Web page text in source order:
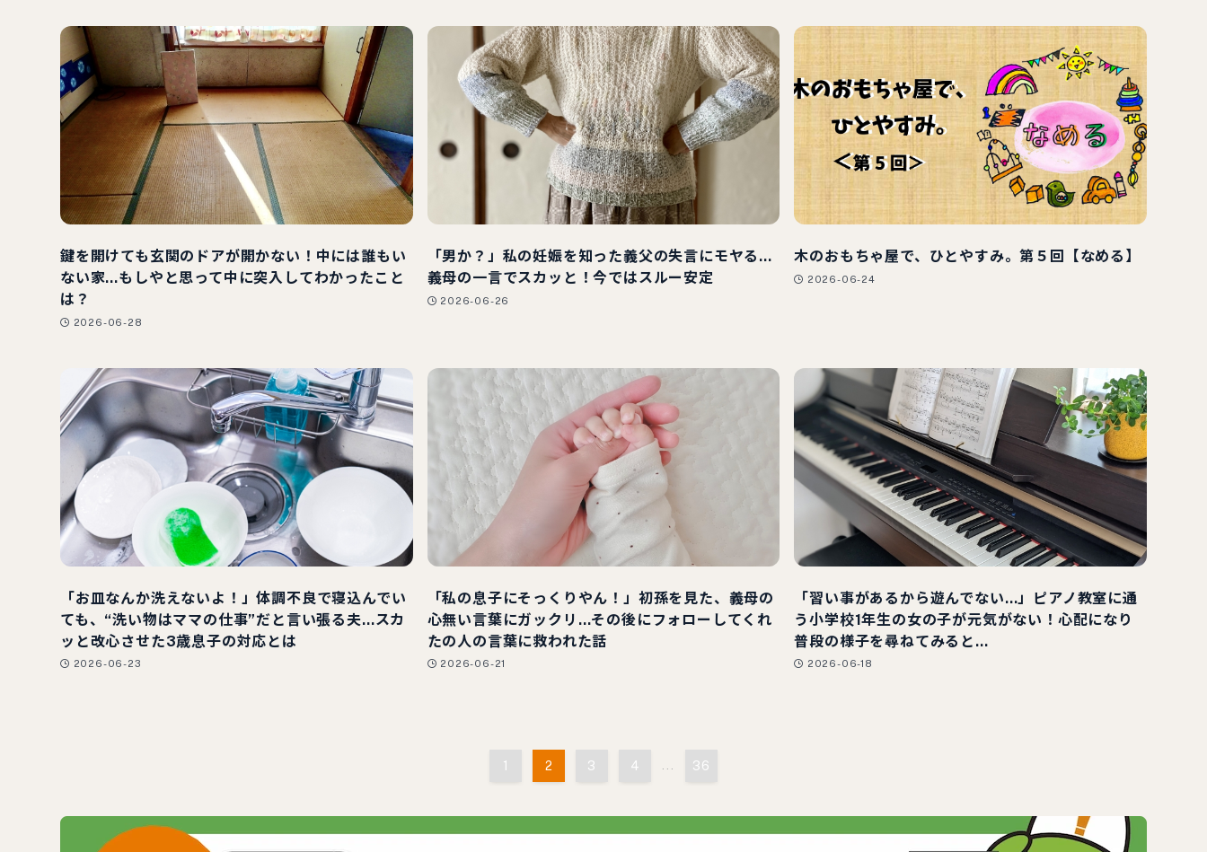
鍵を開けても玄関のドアが開かない！中には誰もい
ない家…もしやと思って中に突入してわかったこと
は？
2026-06-28
「男か？」私の妊娠を知った義父の失言にモヤる…
義母の一言でスカッと！今ではスルー安定
2026-06-26
木のおもちゃ屋で、ひとやすみ。第５回【なめる】
2026-06-24
「お皿なんか洗えないよ！」体調不良で寝込んでい
ても、“洗い物はママの仕事”だと言い張る夫…スカ
ッと改心させた3歳息子の対応とは
2026-06-23
「私の息子にそっくりやん！」初孫を見た、義母の
心無い言葉にガックリ…その後にフォローしてくれ
たの人の言葉に救われた話
2026-06-21
「習い事があるから遊んでない…」ピアノ教室に通
う小学校1年生の女の子が元気がない！心配になり
普段の様子を尋ねてみると…
2026-06-18
1 2 3 4 ... 36